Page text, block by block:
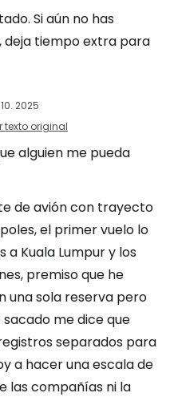
Si aún no has
deja tiempo extra para
2025
texto original
alguien me pueda
de avión con trayecto
el primer vuelo lo
a Kuala Lumpur y los
premiso que he
una sola reserva pero
me dice que
separados para
a hacer una escala de
las compañías ni la